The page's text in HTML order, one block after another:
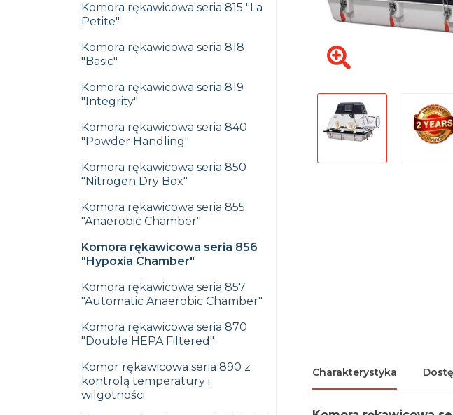
Komora rękawicowa seria 815 "La
Petite"
Komora rękawicowa seria 818
"Basic"
Komora rękawicowa seria 819
"Integrity"
Komora rękawicowa seria 840
"Powder Handling"
Komora rękawicowa seria 850
"Nitrogen Dry Box"
Komora rękawicowa seria 855
"Anaerobic Chamber"
Komora rękawicowa seria 856
"Hypoxia Chamber"
Komora rękawicowa seria 857
"Automatic Anaerobic Chamber"
Komora rękawicowa seria 870
"Double HEPA Filtered"
Komor rękawicowa seria 890 z
kontrolą temperatury i
wilgotności
Charakterystyka